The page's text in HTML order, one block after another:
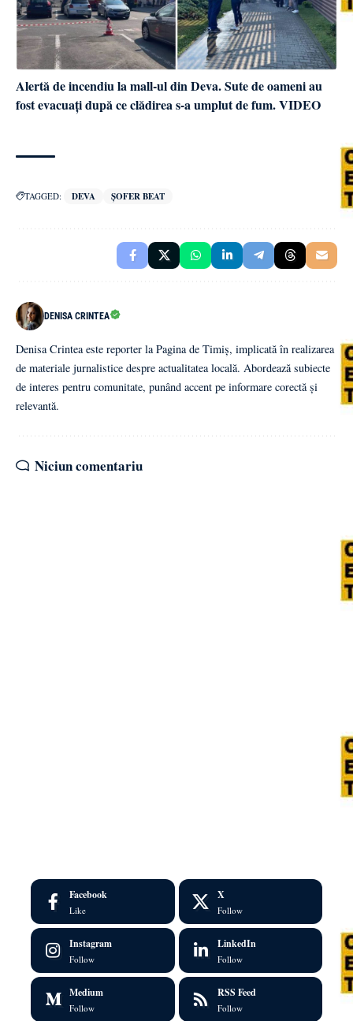
Alertă de incendiu la mall-ul din Deva. Sute de oameni au
fost evacuați după ce clădirea s-a umplut de fum. VIDEO
TAGGED: DEVA ȘOFER BEAT
DENISA CRINTEA
Denisa Crintea este reporter la Pagina de Timiș, implicată în realizarea
de materiale jurnalistice despre actualitatea locală. Abordează subiecte
de interes pentru comunitate, punând accent pe informare corectă și
relevantă.
Niciun comentariu
Facebook
Like
X
Follow
Instagram
Follow
LinkedIn
Follow
Medium
Follow
RSS Feed
Follow